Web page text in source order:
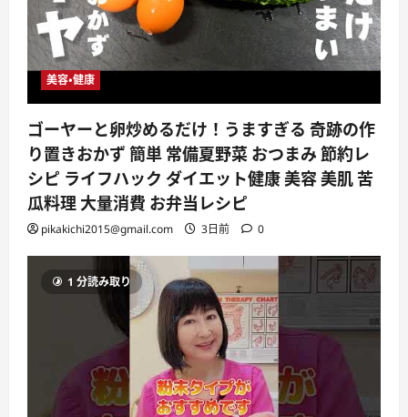
美容・健康
ゴーヤーと卵炒めるだけ！うますぎる 奇跡の作
り置きおかず 簡単 常備夏野菜 おつまみ 節約レ
シピ ライフハック ダイエット健康 美容 美肌 苦
瓜料理 大量消費 お弁当レシピ
pikakichi2015@gmail.com 3日前 0
1 分読み取り